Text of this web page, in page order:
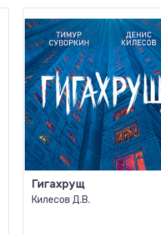
Гигахрущ
Килесов Д.В.